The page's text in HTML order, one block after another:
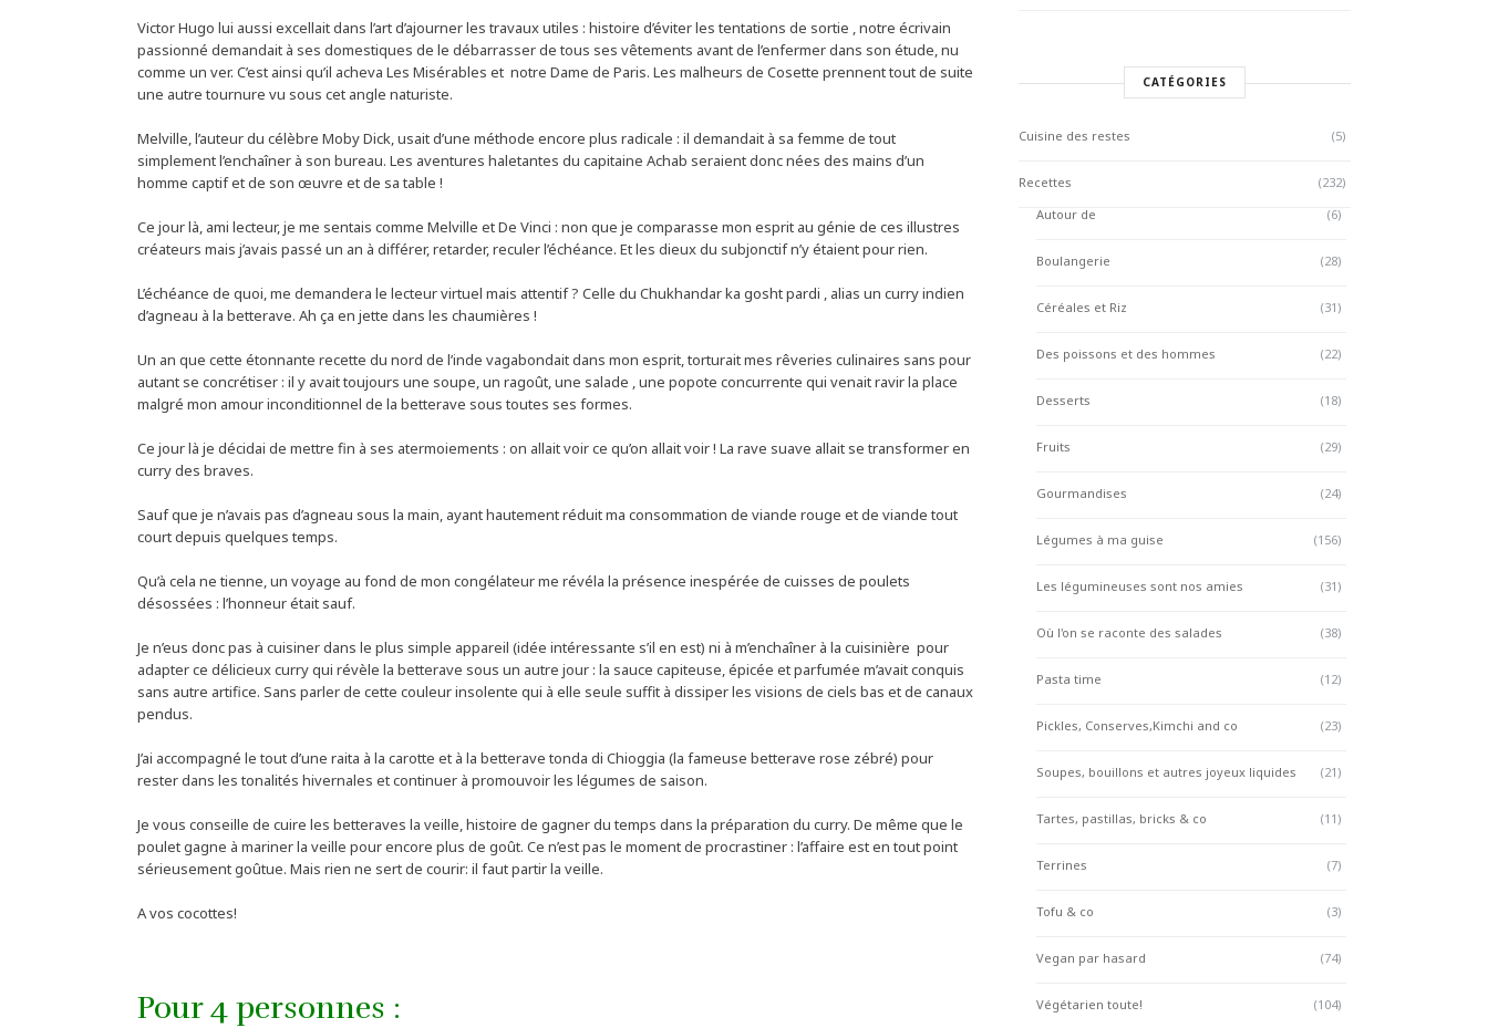
Victor Hugo lui aussi excellait dans l’art d’ajourner les travaux utiles : histoire d’éviter les tentations de sortie , notre écrivain
passionné demandait à ses domestiques de le débarrasser de tous ses vêtements avant de l’enfermer dans son étude, nu
comme un ver. C’est ainsi qu’il acheva Les Misérables et notre Dame de Paris. Les malheurs de Cosette prennent tout de suite
une autre tournure vu sous cet angle naturiste.
Melville, l’auteur du célèbre Moby Dick, usait d’une méthode encore plus radicale : il demandait à sa femme de tout
simplement l’enchaîner à son bureau. Les aventures haletantes du capitaine Achab seraient donc nées des mains d’un
homme captif et de son œuvre et de sa table !
Ce jour là, ami lecteur, je me sentais comme Melville et De Vinci : non que je comparasse mon esprit au génie de ces illustres
créateurs mais j’avais passé un an à différer, retarder, reculer l’échéance. Et les dieux du subjonctif n’y étaient pour rien.
L’échéance de quoi, me demandera le lecteur virtuel mais attentif ? Celle du Chukhandar ka gosht pardi , alias un curry indien
d’agneau à la betterave. Ah ça en jette dans les chaumières !
Un an que cette étonnante recette du nord de l’inde vagabondait dans mon esprit, torturait mes rêveries culinaires sans pour
autant se concrétiser : il y avait toujours une soupe, un ragoût, une salade , une popote concurrente qui venait ravir la place
malgré mon amour inconditionnel de la betterave sous toutes ses formes.
Ce jour là je décidai de mettre fin à ses atermoiements : on allait voir ce qu’on allait voir ! La rave suave allait se transformer en
curry des braves.
Sauf que je n’avais pas d’agneau sous la main, ayant hautement réduit ma consommation de viande rouge et de viande tout
court depuis quelques temps.
Qu’à cela ne tienne, un voyage au fond de mon congélateur me révéla la présence inespérée de cuisses de poulets
désossées : l’honneur était sauf.
Je n’eus donc pas à cuisiner dans le plus simple appareil (idée intéressante s’il en est) ni à m’enchaîner à la cuisinière pour
adapter ce délicieux curry qui révèle la betterave sous un autre jour : la sauce capiteuse, épicée et parfumée m’avait conquis
sans autre artifice. Sans parler de cette couleur insolente qui à elle seule suffit à dissiper les visions de ciels bas et de canaux
pendus.
J’ai accompagné le tout d’une raita à la carotte et à la betterave tonda di Chioggia (la fameuse betterave rose zébré) pour
rester dans les tonalités hivernales et continuer à promouvoir les légumes de saison.
Je vous conseille de cuire les betteraves la veille, histoire de gagner du temps dans la préparation du curry. De même que le
poulet gagne à mariner la veille pour encore plus de goût. Ce n’est pas le moment de procrastiner : l’affaire est en tout point
sérieusement goûtue. Mais rien ne sert de courir: il faut partir la veille.
A vos cocottes!
Pour 4 personnes :
CATÉGORIES
Cuisine des restes (5)
Recettes
(232)
Autour de
(6)
Boulangerie (28)
Céréales et Riz (31)
Des poissons et des hommes (22)
Desserts (18)
Fruits (29)
Gourmandises (24)
Légumes à ma guise (156)
Les légumineuses sont nos amies (31)
Où l'on se raconte des salades (38)
Pasta time (12)
Pickles, Conserves,Kimchi and co (23)
Soupes, bouillons et autres joyeux liquides (21)
Tartes, pastillas, bricks & co (11)
Terrines (7)
Tofu & co (3)
Vegan par hasard (74)
Végétarien toute! (104)